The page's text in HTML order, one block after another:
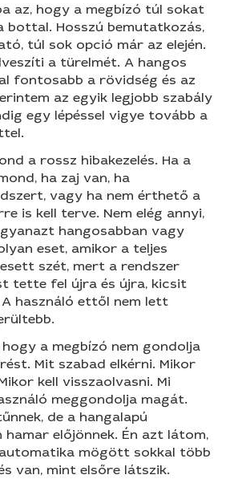
az, hogy a megbízó túl sokat
bottal. Hosszú bemutatkozás,
túl sok opció már az elején.
a türelmét. A hangos
fontosabb a rövidség és az
az egyik legjobb szabály
egy lépéssel vigye tovább a
a rossz hibakezelés. Ha a
ha zaj van, ha
vagy ha nem érthető a
is kell terve. Nem elég annyi,
hangosabban vagy
eset, amikor a teljes
szét, mert a rendszer
tette fel újra és újra, kicsit
A használó ettől nem lett
a megbízó nem gondolja
Mit szabad elkérni. Mikor
kell visszaolvasni. Mi
meggondolja magát.
de a hangalapú
hamar előjönnek. Én azt látom,
mögött sokkal több
van, mint elsőre látszik.